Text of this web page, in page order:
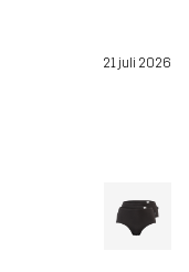
21 juli 2026